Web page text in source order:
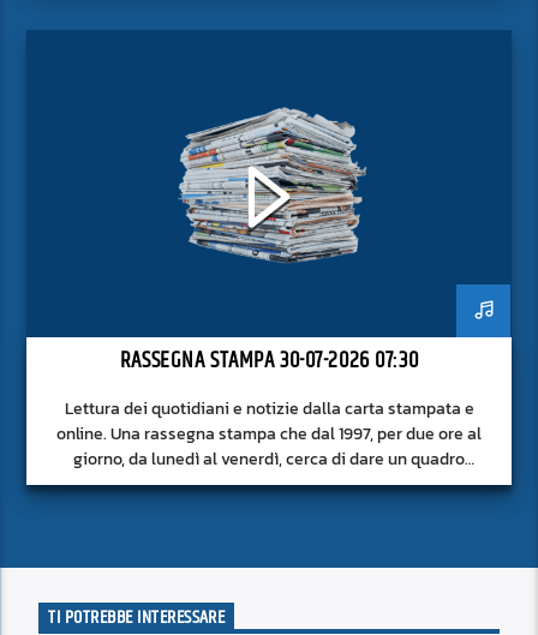
RASSEGNA STAMPA 30-07-2026 07:30
Lettura dei quotidiani e notizie dalla carta stampata e
online. Una rassegna stampa che dal 1997, per due ore al
giorno, da lunedì al venerdì, cerca di dare un quadro
approfondito delle notizie del giorno, senza fermarsi alla
TI POTREBBE INTERESSARE